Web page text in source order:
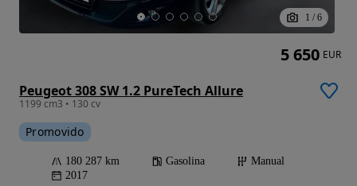
1 / 6
Peugeot 308 SW 1.2 PureTech Allure
1199 cm3 • 130 cv
Promovido
180 287 km Gasolina
Manual
2017
5 650 EUR